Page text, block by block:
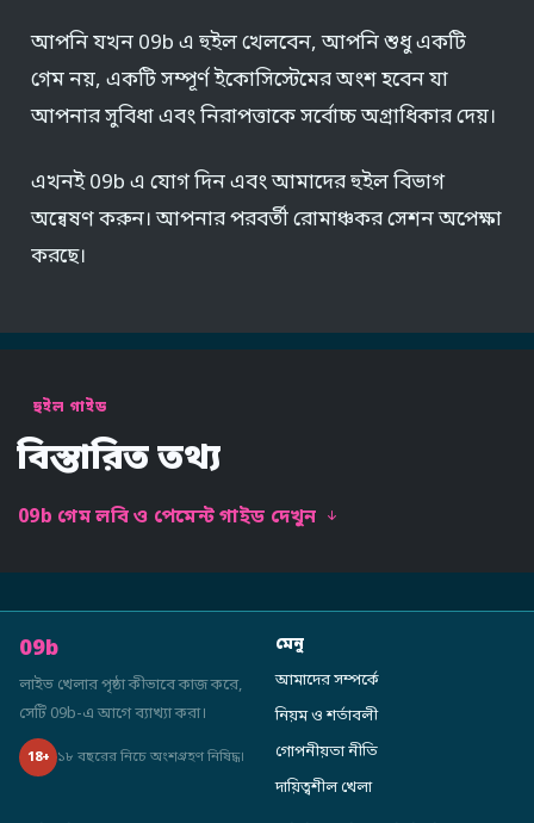
আপনি যখন 09b এ হুইল খেলবেন, আপনি শুধু একটি
গেম নয়, একটি সম্পূর্ণ ইকোসিস্টেমের অংশ হবেন যা
আপনার সুবিধা এবং নিরাপত্তাকে সর্বোচ্চ অগ্রাধিকার দেয়।
এখনই 09b এ যোগ দিন এবং আমাদের হুইল বিভাগ
অন্বেষণ করুন। আপনার পরবর্তী রোমাঞ্চকর সেশন অপেক্ষা
করছে।
হুইল গাইড
বিস্তারিত তথ্য
09b গেম লবি ও পেমেন্ট গাইড দেখুন
09b
লাইভ খেলার পৃষ্ঠা কীভাবে কাজ করে,
সেটি 09b-এ আগে ব্যাখ্যা করা।
18+ ১৮ বছরের নিচে অংশগ্রহণ নিষিদ্ধ।
মেনু
আমাদের সম্পর্কে
নিয়ম ও শর্তাবলী
গোপনীয়তা নীতি
দায়িত্বশীল খেলা